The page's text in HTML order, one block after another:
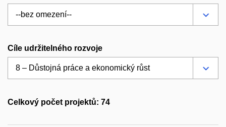
Cíle udržitelného rozvoje
Celkový počet projektů: 74